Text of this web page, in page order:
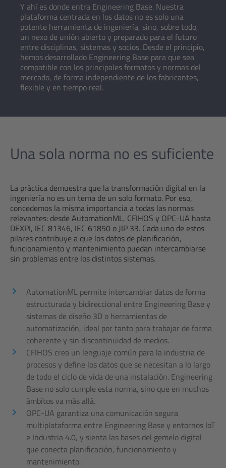
Y ahí es donde entra Engineering Base. Nuestra
plataforma centrada en los datos no es solo una
potente herramienta de ingeniería, sino, sobre todo,
un nexo de unión abierto y preparado para el futuro
entre disciplinas, sistemas y socios. Desde el principio,
hemos desarrollado Engineering Base para que sea
compatible con los principales formatos y normas del
mercado, de forma independiente de los fabricantes,
flexible y en tiempo real.
Una sola norma no es suficiente
La práctica demuestra que la transformación digital en la
ingeniería no es un tema de un solo formato. Por eso,
concedemos la misma importancia a todas las normas
relevantes: desde AutomationML, CFIHOS y OPC-UA hasta
DEXPI, IEC 81346, IEC 61850 o JIP 33. Cada uno de estos
pilares contribuye a que los datos de planificación,
funcionamiento y mantenimiento puedan intercambiarse
sin problemas entre los distintos sistemas.
AutomationML permite intercambiar datos de forma
estructurada y bidireccional entre Engineering Base y
sistemas de diseño 3D o herramientas de
automatización, ideal por tanto para trabajar de forma
coherente y sin discontinuidad de medios.
CFIHOS crea un lenguaje común para la industria de
procesos y define los datos que se necesitan a lo largo
de todo el ciclo de vida de una instalación. Engineering
Base no solo cumple esta norma, sino que en muchos
ámbitos va más allá.
OPC-UA garantiza una comunicación segura
multiplataforma entre Engineering Base y entornos IoT
e Industria 4.0, y sienta las bases del gemelo digital
que conecta planificación, funcionamiento y
mantenimiento.